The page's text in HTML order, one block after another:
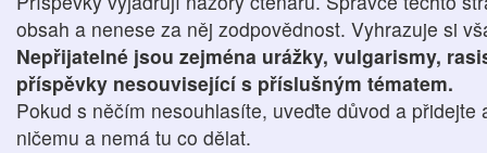
obsah a nenese za něj zodpovědnost. Vyhrazuje si
Nepřijatelné jsou zejména urážky, vulgarismy,
příspěvky nesouvisející s příslušným tématem.
Pokud s něčím nesouhlasíte, uveďte důvod a přidejte
ničemu a nemá tu co dělat.